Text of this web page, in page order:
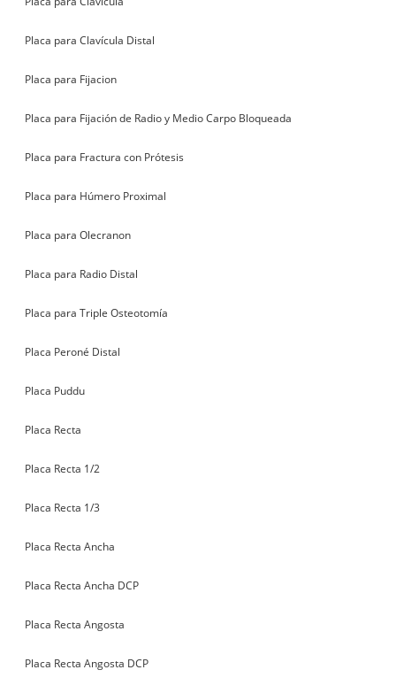
Placa para Clavícula Distal
Placa para Fijacion
Placa para Fijación de Radio y Medio Carpo Bloqueada
Placa para Fractura con Prótesis
Placa para Húmero Proximal
Placa para Olecranon
Placa para Radio Distal
Placa para Triple Osteotomía
Placa Peroné Distal
Placa Puddu
Placa Recta
Placa Recta 1/2
Placa Recta 1/3
Placa Recta Ancha
Placa Recta Ancha DCP
Placa Recta Angosta
Placa Recta Angosta DCP